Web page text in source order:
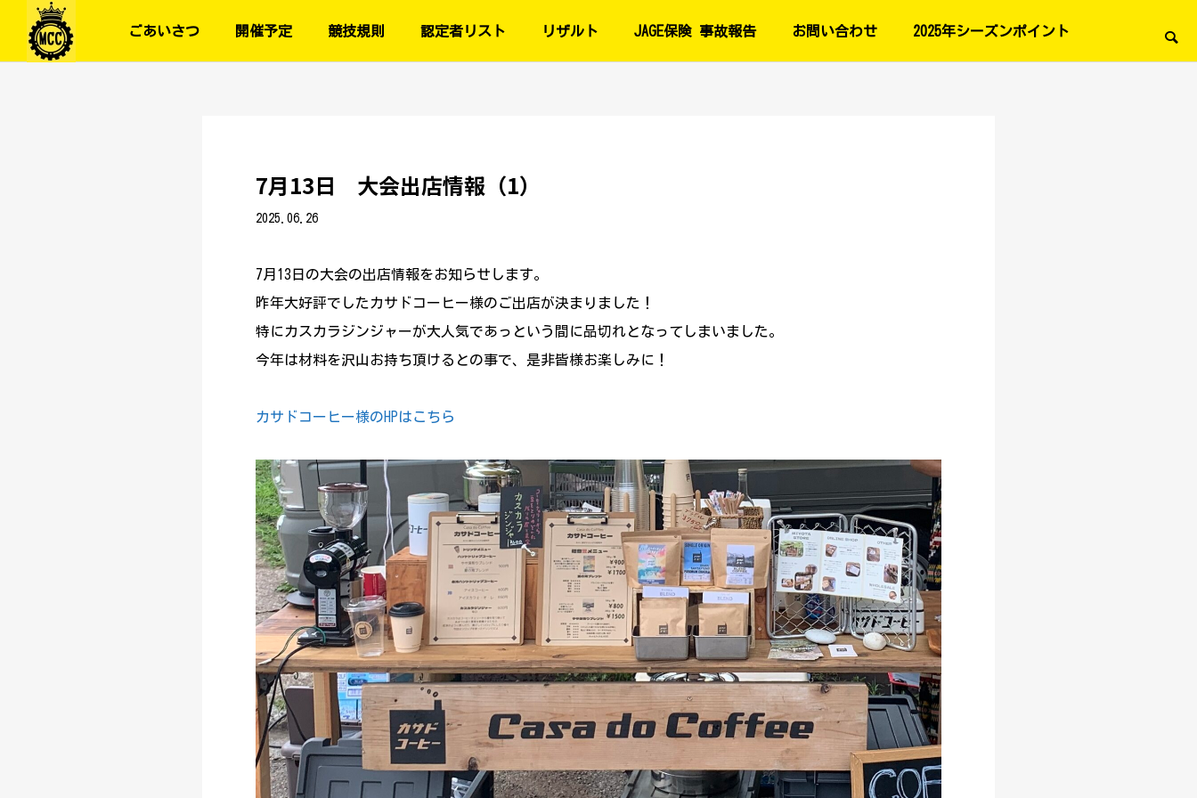
ごあいさつ 開催予定 競技規則 認定者リスト リザルト JAGE保険 事故報告 お問い合わせ 2025年シーズンポイント
7月13日 大会出店情報（1）
2025.06.26
7月13日の大会の出店情報をお知らせします。
昨年大好評でしたカサドコーヒー様のご出店が決まりました！
特にカスカラジンジャーが大人気であっという間に品切れとなってしまいました。
今年は材料を沢山お持ち頂けるとの事で、是非皆様お楽しみに！
カサドコーヒー様のHPはこちら